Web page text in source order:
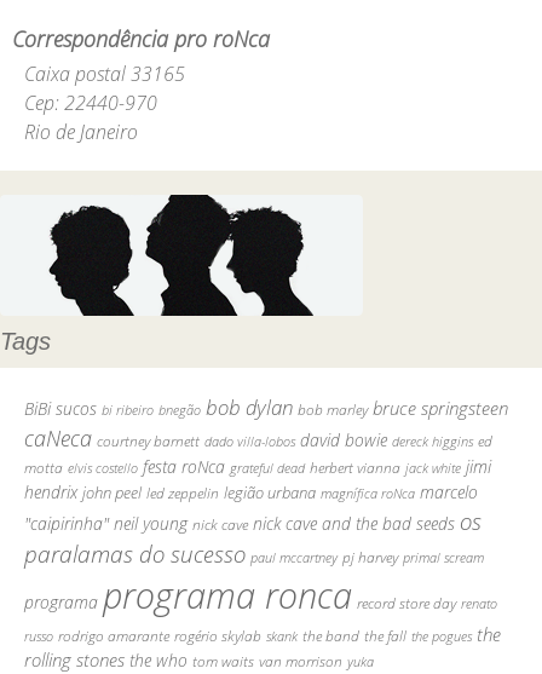
Correspondência pro roNca
Caixa postal 33165
Cep: 22440-970
Rio de Janeiro
Tags
BiBi sucos bi ribeiro bnegão bob dylan bob marley bruce springsteen
caNeca courtney barnett dado villa-lobos david bowie dereck higgins ed
motta elvis costello festa roNca grateful dead herbert vianna jack white jimi
hendrix john peel led zeppelin legião urbana magnífica roNca marcelo
"caipirinha" neil young nick cave nick cave and the bad seeds os
paralamas do sucesso paul mccartney pj harvey primal scream
programa programa ronca record store day renato
russo rodrigo amarante rogério skylab skank the band the fall the pogues the
rolling stones the who tom waits van morrison yuka